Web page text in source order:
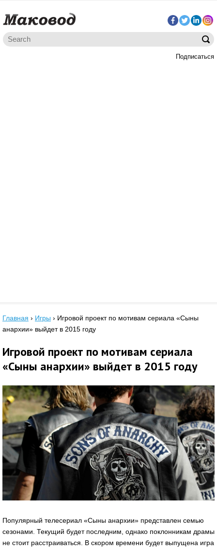
Подписаться
Главная › Игры › Игровой проект по мотивам сериала «Сыны
анархии» выйдет в 2015 году
Игровой проект по мотивам сериала
«Сыны анархии» выйдет в 2015 году
Популярный телесериал «Сыны анархии» представлен семью
сезонами. Текущий будет последним, однако поклонникам драмы
не стоит расстраиваться. В скором времени будет выпущена игра